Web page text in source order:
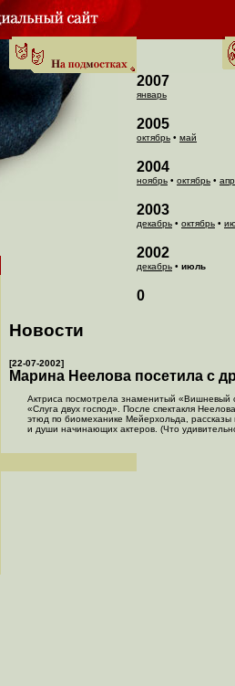
2007
январь
2005
октябрь • май
2004
ноябрь • октябрь •
2003
декабрь • октябрь •
2002
декабрь • июль
0
Новости
[22-07-2002]
Марина Неелова посетила с
Актриса посмотрела знаменитый «Вишневый
«Слуга двух господ». После спектакля
этюд по биомеханике Мейерхольда,
и души начинающих актеров. (Что